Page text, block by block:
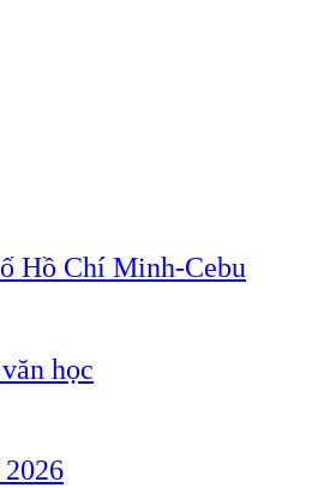
Hồ Chí Minh-Cebu
học